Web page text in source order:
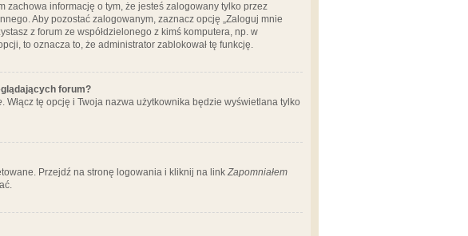
zachowa informację o tym, że jesteś zalogowany tylko przez
Aby pozostać zalogowanym, zaznacz opcję „Zaloguj mnie
z forum ze współdzielonego z kimś komputera, np. w
to oznacza to, że administrator zablokował tę funkcję.
forum?
. Włącz tę opcję i Twoja nazwa użytkownika będzie wyświetlana tylko
Przejdź na stronę logowania i kliknij na link Zapomniałem